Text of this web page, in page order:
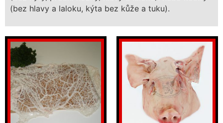
(bez hlavy a laloku, kýta bez kůže a tuku).